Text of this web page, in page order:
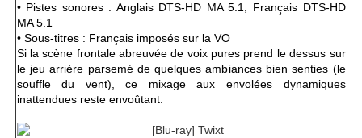
• Pistes sonores : Anglais DTS-HD MA 5.1, Français DTS-HD
MA 5.1
• Sous-titres : Français imposés sur la VO
Si la scène frontale abreuvée de voix pures prend le dessus sur
le jeu arrière parsemé de quelques ambiances bien senties (le
souffle du vent), ce mixage aux envolées dynamiques
inattendues reste envoûtant.